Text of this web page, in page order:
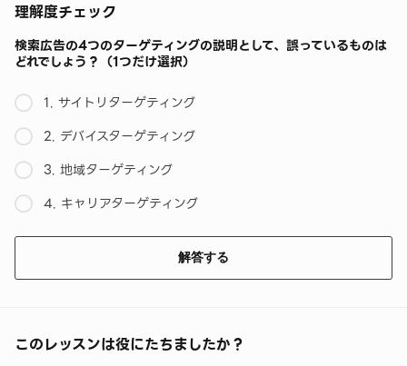
理解度チェック
検索広告の4つのターゲティングの説明として、誤っているものは
どれでしょう？（1つだけ選択）
1. サイトリターゲティング
2. デバイスターゲティング
3. 地域ターゲティング
4. キャリアターゲティング
解答する
このレッスンは役にたちましたか？